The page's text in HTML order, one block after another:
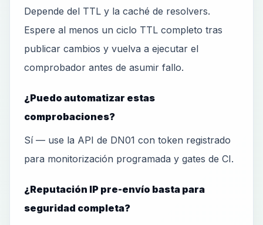
Depende del TTL y la caché de resolvers.
Espere al menos un ciclo TTL completo tras
publicar cambios y vuelva a ejecutar el
comprobador antes de asumir fallo.
¿Puedo automatizar estas
comprobaciones?
Sí — use la API de DN01 con token registrado
para monitorización programada y gates de CI.
¿Reputación IP pre-envío basta para
seguridad completa?